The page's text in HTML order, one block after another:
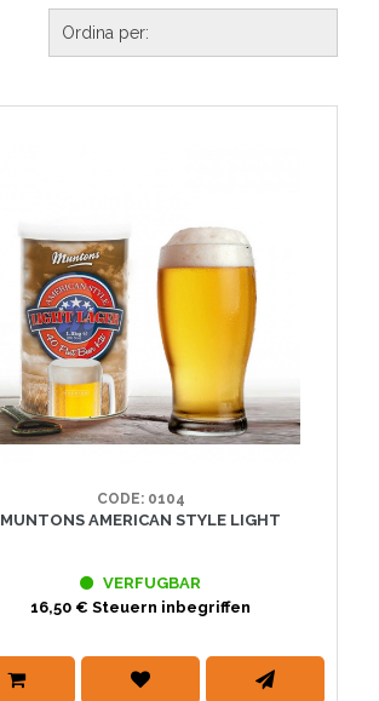
CODE: 0104
MUNTONS AMERICAN STYLE LIGHT
VERFUGBAR
16,50 € Steuern inbegriffen